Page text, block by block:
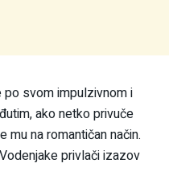
svom impulzivnom i
ako netko privuče
na romantičan način.
privlači izazov